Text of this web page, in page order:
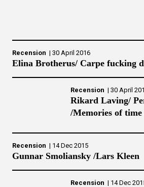
Recension | 30 April 2016
Elina Brotherus/ Carpe fucking
Recension | 30 April
Rikard Laving/
/Memories of
Recension | 14 Dec 2015
Gunnar Smoliansky /Lars Kleen
Recension | 14 Dec